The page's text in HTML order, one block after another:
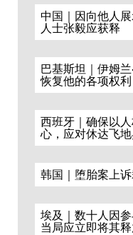
中国｜因向他人
人士张毅应获释
巴基斯坦｜伊姆
恢复他的各项权利
西班牙｜确保以
心，应对休达飞
韩国｜堕胎案上
埃及｜数十人因参
当局应立即将其